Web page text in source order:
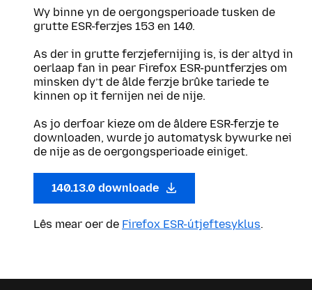
Wy binne yn de oergongsperioade tusken de
grutte ESR-ferzjes 153 en 140.
As der in grutte ferzjefernijing is, is der altyd in
oerlaap fan in pear Firefox ESR-puntferzjes om
minsken dy’t de âlde ferzje brûke tariede te
kinnen op it fernijen nei de nije.
As jo derfoar kieze om de âldere ESR-ferzje te
downloaden, wurde jo automatysk bywurke nei
de nije as de oergongsperioade einiget.
140.13.0 downloade
Lês mear oer de Firefox ESR-útjeftesyklus.